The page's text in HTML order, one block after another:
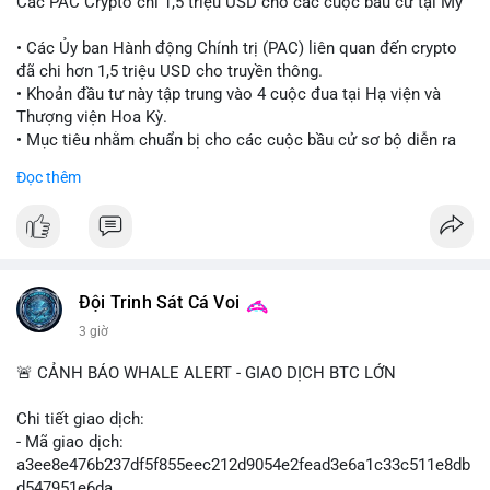
• Các Ủy ban Hành động Chính trị (PAC) liên quan đến crypto
đã chi hơn 1,5 triệu USD cho truyền thông.
• Khoản đầu tư này tập trung vào 4 cuộc đua tại Hạ viện và
Thượng viện Hoa Kỳ.
• Mục tiêu nhằm chuẩn bị cho các cuộc bầu cử sơ bộ diễn ra
#vlikevn #titanbot
Đọc thêm
Đội Trinh Sát Cá Voi
3 giờ
🚨 CẢNH BÁO WHALE ALERT - GIAO DỊCH BTC LỚN
Chi tiết giao dịch:
- Mã giao dịch:
a3ee8e476b237df5f855eec212d9054e2fead3e6a1c33c511e8db